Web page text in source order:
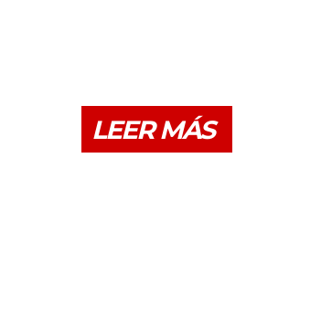
LEER MÁS